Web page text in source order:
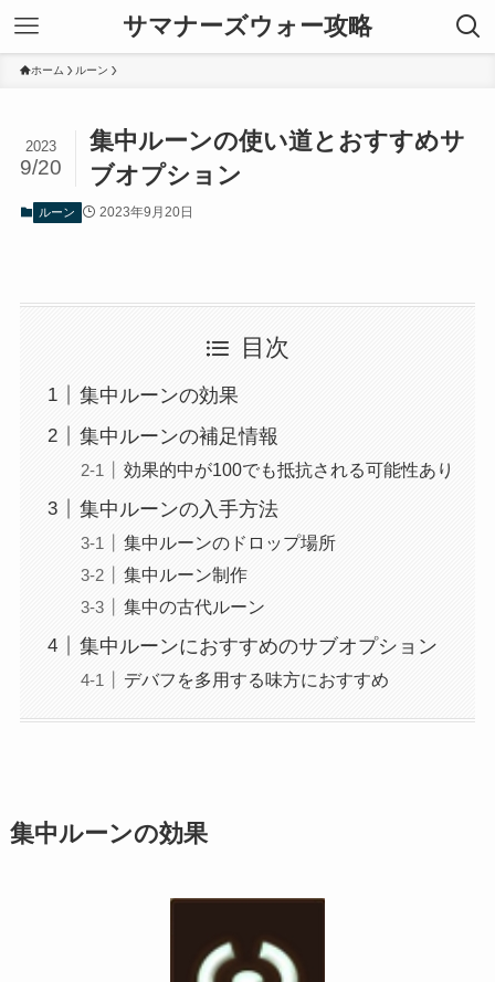
サマナーズウォー攻略
ホーム ルーン
集中ルーンの使い道とおすすめサ
ブオプション
2023
9/20
ルーン 2023年9月20日
目次
集中ルーンの効果
集中ルーンの補足情報
効果的中が100でも抵抗される可能性あり
集中ルーンの入手方法
集中ルーンのドロップ場所
集中ルーン制作
集中の古代ルーン
集中ルーンにおすすめのサブオプション
デバフを多用する味方におすすめ
集中ルーンの効果